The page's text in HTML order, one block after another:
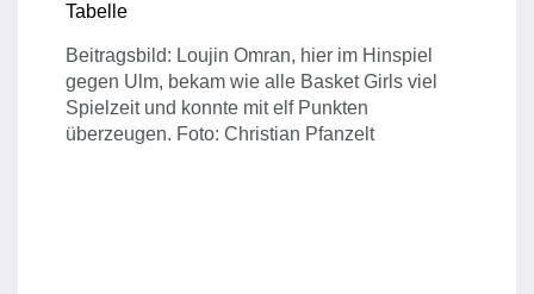
Tabelle
Beitragsbild: Loujin Omran, hier im Hinspiel
gegen Ulm, bekam wie alle Basket Girls viel
Spielzeit und konnte mit elf Punkten
überzeugen. Foto: Christian Pfanzelt